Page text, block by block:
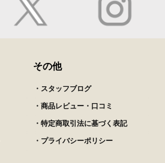
その他
・スタッフブログ
・商品レビュー・口コミ
・特定商取引法に基づく表記
・プライバシーポリシー